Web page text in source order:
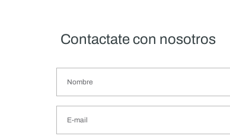
Contactate con nosotros